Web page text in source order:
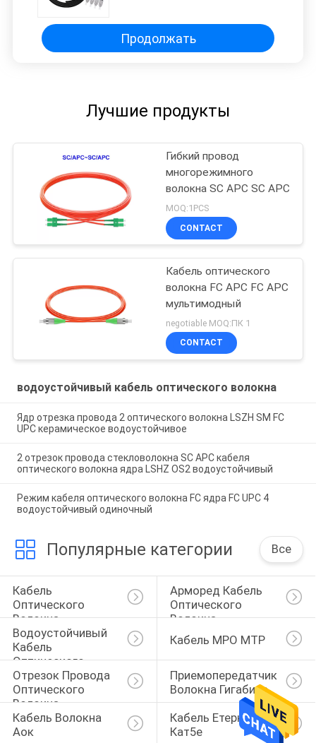
Продолжать
Лучшие продукты
Гибкий провод
многорежимного
волокна SC APC SC APC
MOQ:1PCS
CONTACT
Кабель оптического
волокна FC APC FC APC
мультимодный
negotiable MOQ:ПК 1
CONTACT
водоустойчивый кабель оптического волокна
Ядр отрезка провода 2 оптического волокна LSZH SM FC
UPC керамическое водоустойчивое
2 отрезок провода стекловолокна SC APC кабеля
оптического волокна ядра LSHZ OS2 водоустойчивый
Режим кабеля оптического волокна FC ядра FC UPC 4
водоустойчивый одиночный
Популярные категории Все
Кабель
Оптического
Волокна
Арморед Кабель
Оптического
Волокна
Водоустойчивый
Кабель
Оптического
Волокна
Кабель MPO MTP
Отрезок Провода
Оптического
Волокна
Приемопередатчик
Волокна Гигабита
Кабель Волокна
Аок
Кабель Етернет
Кат5е